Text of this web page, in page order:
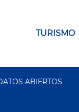
TURISMO
ABIERTOS